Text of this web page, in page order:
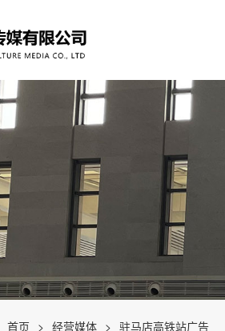
首页 > 经营媒体 > 驻马店高铁站广告